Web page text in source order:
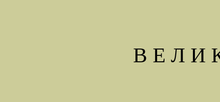
В Е Л И